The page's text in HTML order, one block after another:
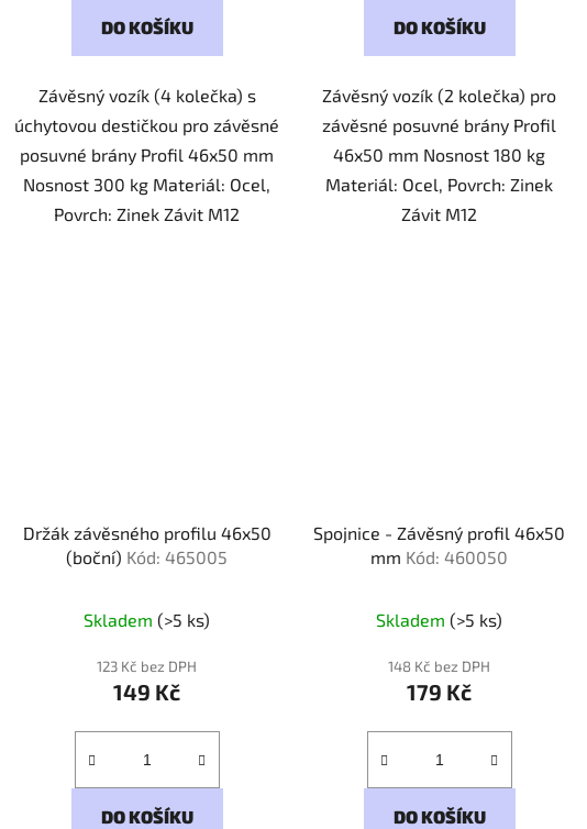
DO KOŠÍKU
Závěsný vozík (4 kolečka) s
úchytovou destičkou pro závěsné
posuvné brány Profil 46x50 mm
Nosnost 300 kg Materiál: Ocel,
Povrch: Zinek Závit M12
DO KOŠÍKU
Závěsný vozík (2 kolečka) pro
závěsné posuvné brány Profil
46x50 mm Nosnost 180 kg
Materiál: Ocel, Povrch: Zinek
Závit M12
Držák závěsného profilu 46x50
(boční) Kód: 465005
Skladem(>5 ks)
123 Kč bez DPH
149 Kč
DO KOŠÍKU
Spojnice - Závěsný profil 46x50
mm Kód: 460050
Skladem(>5 ks)
148 Kč bez DPH
179 Kč
DO KOŠÍKU